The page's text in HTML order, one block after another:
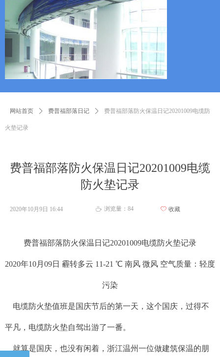
网站首页 ꄲ 费普福部落日记 ꄲ ​费普福部落防火保温日记20201009电缆防
火垫记录
​费普福部落防火保温日记20201009电缆
防火垫记录
2020年10月9日 16:44 ꄘ 浏览量： 84 ꄀ 收藏
费普福部落防火保温日记20201009电缆防火垫记录
2020年10月09日 霾转多云 11-21 ℃ 南风 微风 空气质量：轻度
污染
电缆防火垫值班是国庆节后的第一天，这个国庆，过得不
平凡，电缆防火垫自驾出游了一番。
就算是国庆，也没有闲着，浙江温州一位做建筑保温的朋